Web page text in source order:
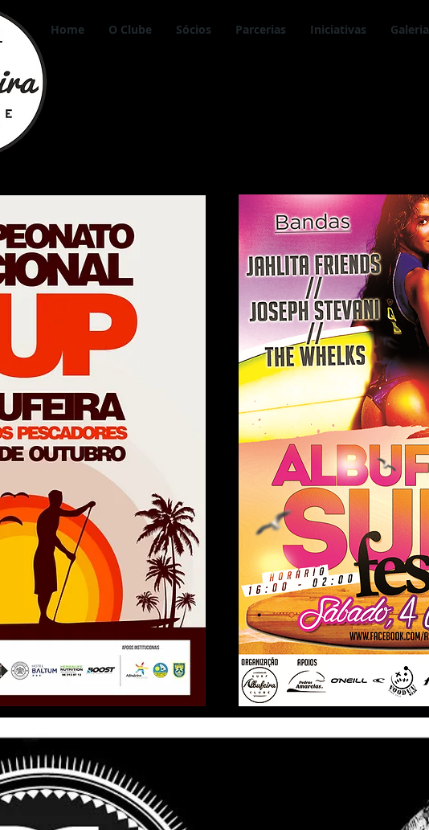
Home O Clube Sócios Parcerias Iniciativas Galeria